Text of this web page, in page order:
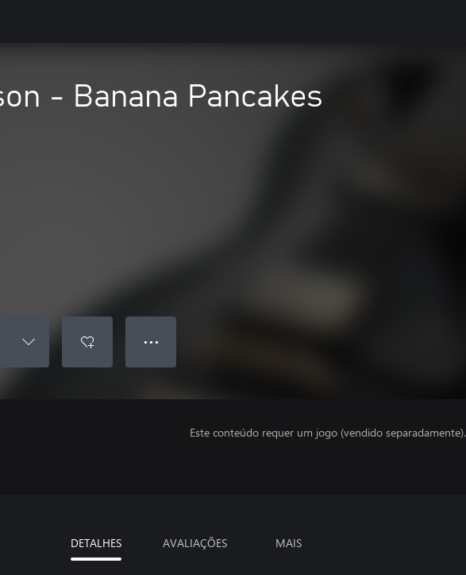
- Banana Pancakes
● ● ●
Este conteúdo requer um jogo (vendido separadamente).
DETALHES AVALIAÇÕES MAIS